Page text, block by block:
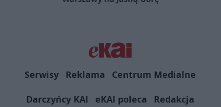
Serwisy Reklama
Centrum Medialne
Darczyńcy KAI
eKAI poleca
Redakcja